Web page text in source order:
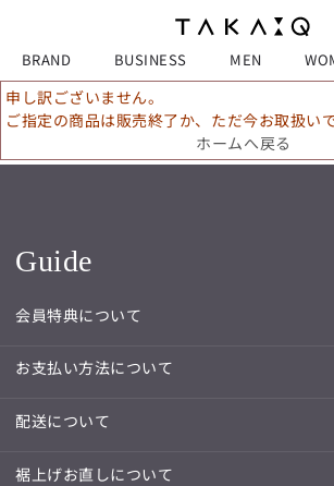
BRAND BUSINESS MEN
申し訳ございません。
ご指定の商品は販売終了か、ただ今お取扱い
ホームへ戻る
Guide
会員特典について
お支払い方法について
配送について
裾上げお直しについて